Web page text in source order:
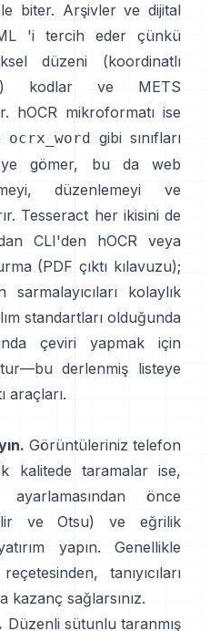
biter. Arşivler ve dijital
'i tercih eder çünkü
düzeni (koordinatlı
kodlar ve METS
hOCR mikroformatı ise
ocrx_word gibi sınıfları
gömer, bu da web
düzenlemeyi ve
Tesseract her ikisini de
CLI'den hOCR veya
(PDF çıktı kılavuzu);
kolaylık
standartları olduğunda
çeviri yapmak için
derlenmiş listeye
araçları.
Görüntüleriniz telefon
kalitede taramalar ise,
önce
ve Otsu) ve eğrilik
yapın. Genellikle
tanıyıcıları
kazanç sağlarsınız.
Düzenli sütunlu taranmış